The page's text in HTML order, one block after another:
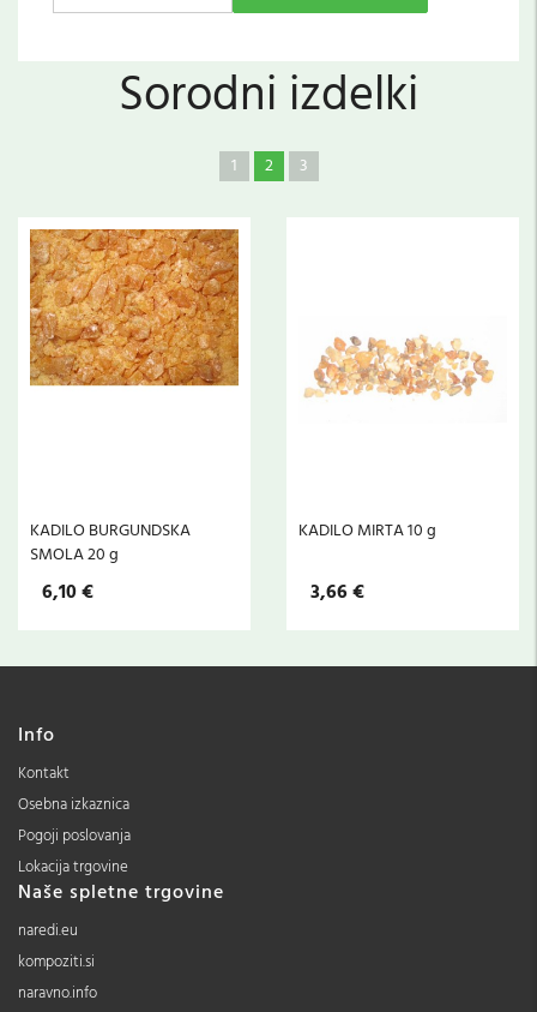
Sorodni izdelki
1 2 3
KADILO BURGUNDSKA
SMOLA 20 g
6,10 €
KADILO MIRTA 10 g
3,66 €
Info
Kontakt
Osebna izkaznica
Pogoji poslovanja
Lokacija trgovine
Naše spletne trgovine
naredi.eu
kompoziti.si
naravno.info